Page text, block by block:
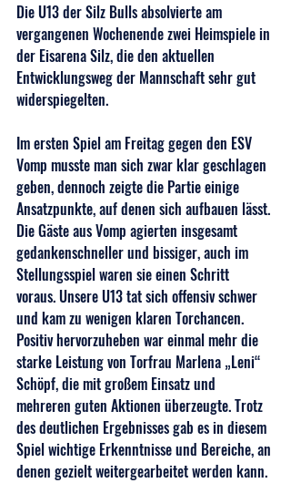
Die U13 der Silz Bulls absolvierte am
vergangenen Wochenende zwei Heimspiele in
der Eisarena Silz, die den aktuellen
Entwicklungsweg der Mannschaft sehr gut
widerspiegelten.
Im ersten Spiel am Freitag gegen den ESV
Vomp musste man sich zwar klar geschlagen
geben, dennoch zeigte die Partie einige
Ansatzpunkte, auf denen sich aufbauen lässt.
Die Gäste aus Vomp agierten insgesamt
gedankenschneller und bissiger, auch im
Stellungsspiel waren sie einen Schritt
voraus. Unsere U13 tat sich offensiv schwer
und kam zu wenigen klaren Torchancen.
Positiv hervorzuheben war einmal mehr die
starke Leistung von Torfrau Marlena „Leni“
Schöpf, die mit großem Einsatz und
mehreren guten Aktionen überzeugte. Trotz
des deutlichen Ergebnisses gab es in diesem
Spiel wichtige Erkenntnisse und Bereiche, an
denen gezielt weitergearbeitet werden kann.